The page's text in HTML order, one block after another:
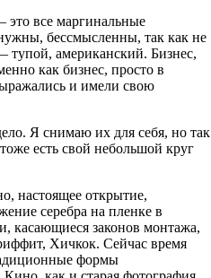
это все маргинальные
бессмысленны, так как не
американский. Бизнес,
как бизнес, просто в
и имели свою
Я снимаю их для себя, но так
есть свой небольшой круг
настоящее открытие,
серебра на пленке в
касающиеся законов монтажа,
Хичкок. Сейчас время
формы